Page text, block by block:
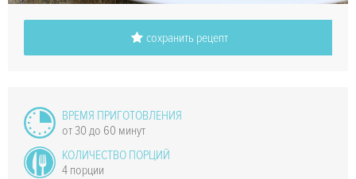
сохранить рецепт
ВРЕМЯ ПРИГОТОВЛЕНИЯ
от 30 до 60 минут
КОЛИЧЕСТВО ПОРЦИЙ
4 порции